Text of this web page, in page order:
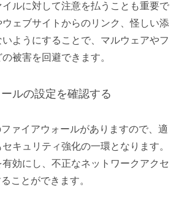
ルに対して注意を払うことも重要で
ェブサイトからのリンク、怪しい添
ようにすることで、マルウェアやフ
被害を回避できます。
ルの設定を確認する
ァイアウォールがありますので、適
キュリティ強化の一環となります。
効にし、不正なネットワークアクセ
ことができます。